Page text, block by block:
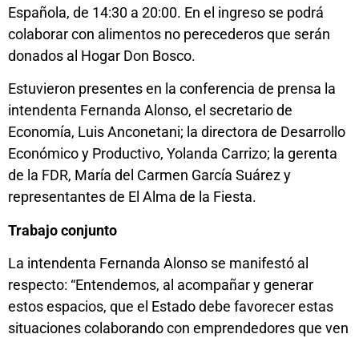
Española, de 14:30 a 20:00. En el ingreso se podrá
colaborar con alimentos no perecederos que serán
donados al Hogar Don Bosco.
Estuvieron presentes en la conferencia de prensa la
intendenta Fernanda Alonso, el secretario de
Economía, Luis Anconetani; la directora de Desarrollo
Económico y Productivo, Yolanda Carrizo; la gerenta
de la FDR, María del Carmen García Suárez y
representantes de El Alma de la Fiesta.
Trabajo conjunto
La intendenta Fernanda Alonso se manifestó al
respecto: “Entendemos, al acompañar y generar
estos espacios, que el Estado debe favorecer estas
situaciones colaborando con emprendedores que ven